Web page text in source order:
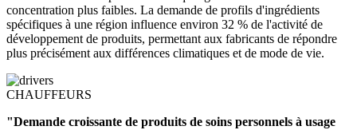
concentration plus faibles. La demande de profils d'ingrédients
spécifiques à une région influence environ 32 % de l'activité de
développement de produits, permettant aux fabricants de répondre
plus précisément aux différences climatiques et de mode de vie.
CHAUFFEURS
"Demande croissante de produits de soins personnels à usage